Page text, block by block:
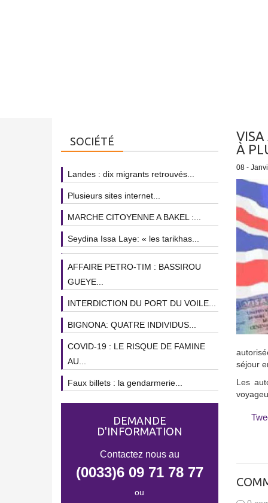
VISA
À
08 -
séjour
Les
SOCIÉTÉ
Landes : dix migrants retrouvés...
Plusieurs sites internet...
MARCHE CITOYENNE A BAKEL :...
Seydina Issa Laye: « les tarikhas...
AFFAIRE PETRO-TIM : BASSIROU
GUEYE...
INTERDICTION DU PORT DU VOILE...
BIGNONA: QUATRE INDIVIDUS...
COVID-19 : LE RISQUE DE FAMINE
AU...
Faux billets : la gendarmerie...
DEMANDE
D'INFORMATION
Contactez nous au
(0033)6 09 71 78 77
ou